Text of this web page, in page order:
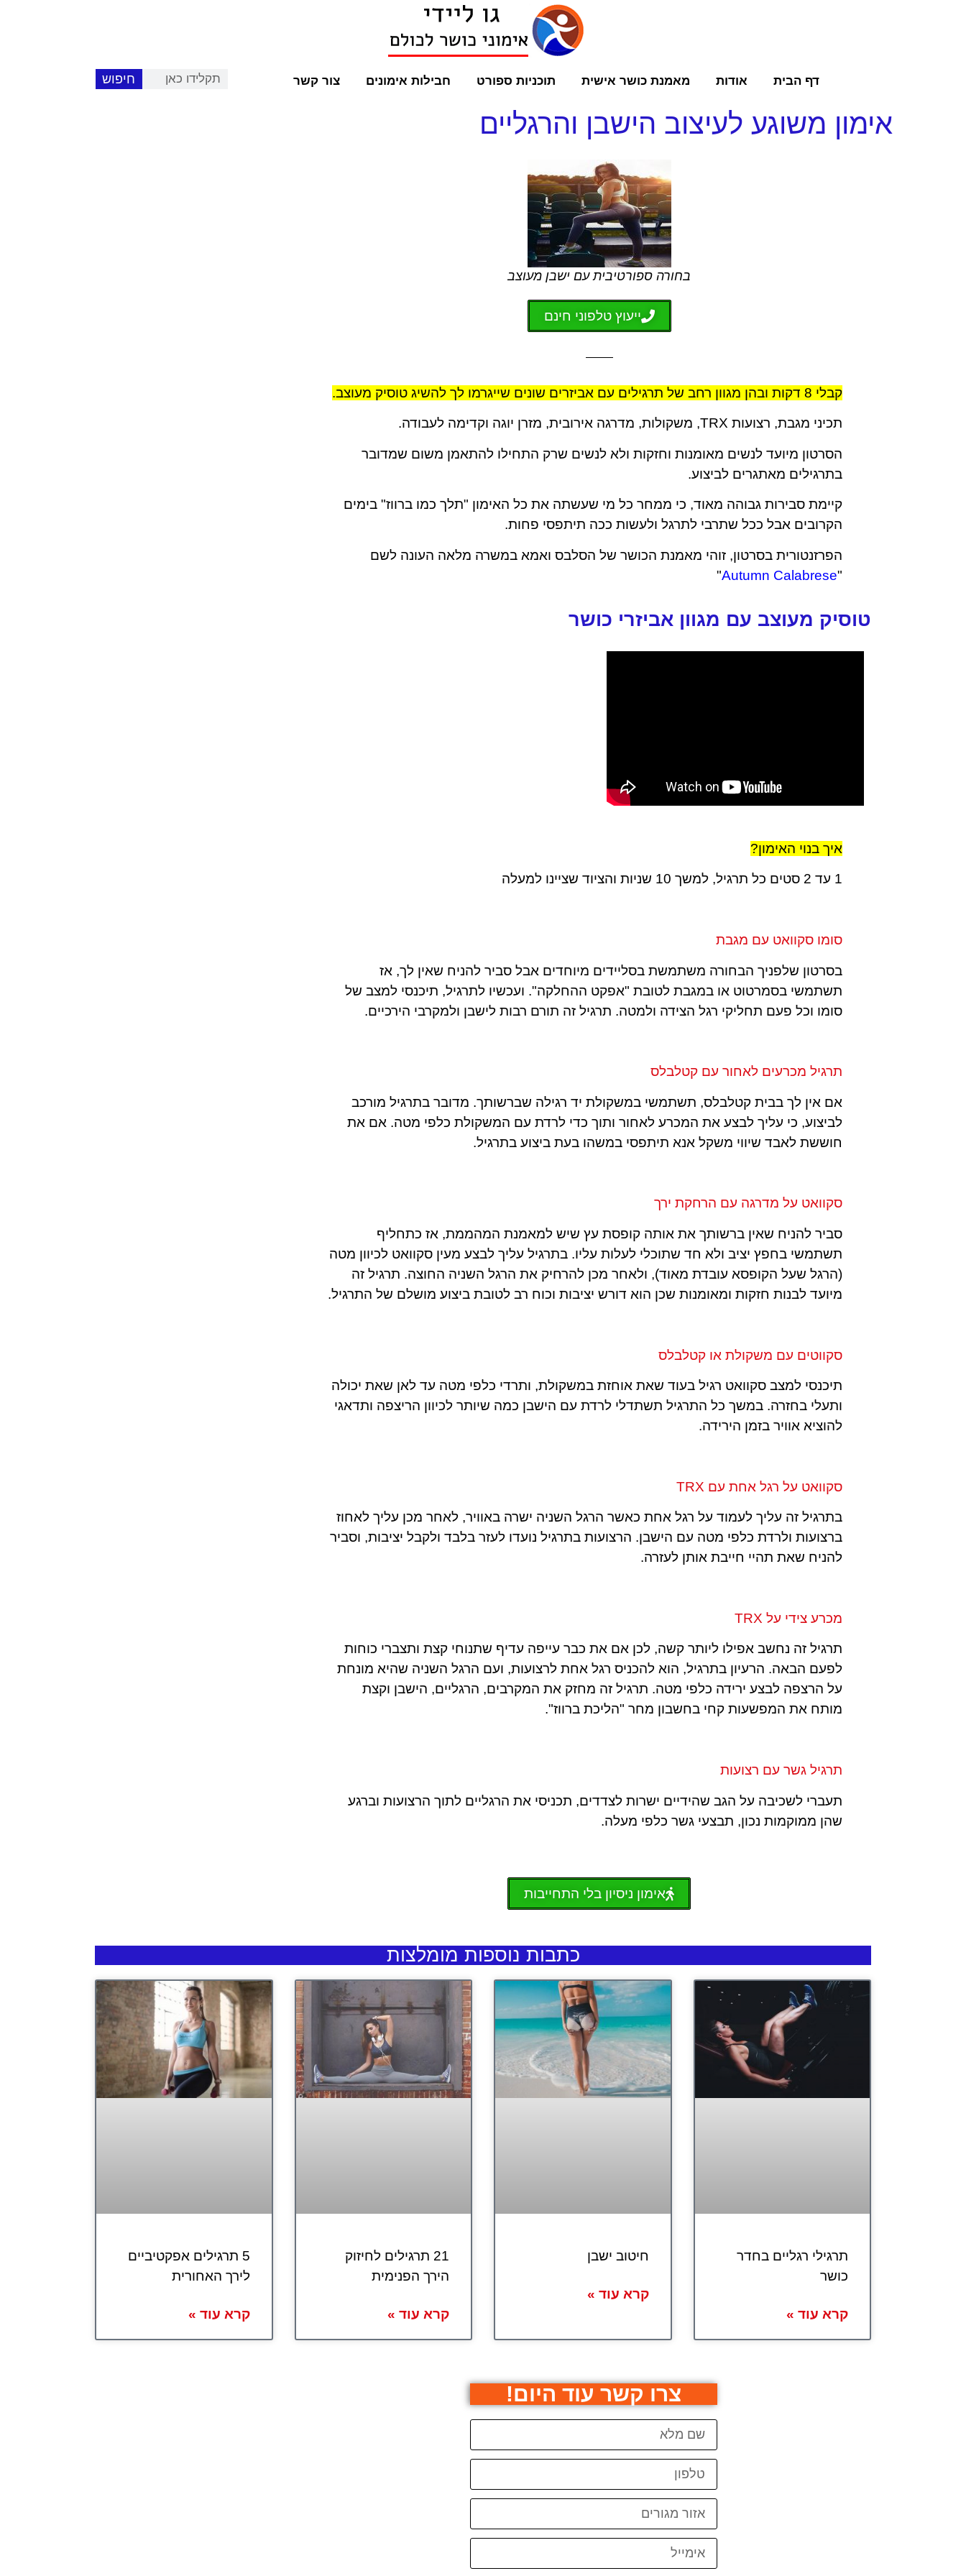
דף הבית אודות מאמנת כושר אישית תוכניות ספורט חבילות אימונים צור קשר חיפוש
אימון משוגע לעיצוב הישבן והרגליים
בחורה ספורטיבית עם ישבן מעוצב
ייעוץ טלפוני חינם
קבלי 8 דקות ובהן מגוון רחב של תרגילים עם אביזרים שונים שייגרמו לך להשיג טוסיק מעוצב.
תכיני מגבת, רצועות TRX, משקולות, מדרגה אירובית, מזרן יוגה וקדימה לעבודה.
הסרטון מיועד לנשים מאומנות וחזקות ולא לנשים שרק התחילו להתאמן משום שמדובר
בתרגילים מאתגרים לביצוע.
קיימת סבירות גבוהה מאוד, כי ממחר כל מי שעשתה את כל האימון "תלך כמו ברווז" בימים
הקרובים אבל ככל שתרבי לתרגל ולעשות ככה תיתפסי פחות.
הפרזנטורית בסרטון, זוהי מאמנת הכושר של הסלבס ואמא במשרה מלאה העונה לשם
"
Autumn Calabrese
"
טוסיק מעוצב עם מגוון אביזרי כושר
איך בנוי האימון?
1 עד 2 סטים כל תרגיל, למשך 10 שניות והציוד שציינו למעלה
סומו סקוואט עם מגבת
בסרטון שלפניך הבחורה משתמשת בסליידים מיוחדים אבל סביר להניח שאין לך, אז
תשתמשי בסמרטוט או במגבת לטובת "אפקט ההחלקה". ועכשיו לתרגיל, תיכנסי למצב של
סומו וכל פעם תחליקי רגל הצידה ולמטה. תרגיל זה תורם רבות לישבן ולמקרבי הירכיים.
תרגיל מכרעים לאחור עם קטלבלס
אם אין לך בבית קטלבלס, תשתמשי במשקולת יד רגילה שברשותך. מדובר בתרגיל מורכב
לביצוע, כי עליך לבצע את המכרע לאחור ותוך כדי לרדת עם המשקולת כלפי מטה. אם את
חוששת לאבד שיווי משקל אנא תיתפסי במשהו בעת ביצוע בתרגיל.
סקוואט על מדרגה עם הרחקת ירך
סביר להניח שאין ברשותך את אותה קופסת עץ שיש למאמנת המהממת, אז כתחליף
תשתמשי בחפץ יציב ולא חד שתוכלי לעלות עליו. בתרגיל עליך לבצע מעין סקוואט לכיוון מטה
(הרגל שעל הקופסא עובדת מאוד), ולאחר מכן להרחיק את הרגל השניה החוצה. תרגיל זה
מיועד לבנות חזקות ומאומנות שכן הוא דורש יציבות וכוח רב לטובת ביצוע מושלם של התרגיל.
סקווטים עם משקולת או קטלבלס
תיכנסי למצב סקוואט רגיל בעוד שאת אוחזת במשקולת, ותרדי כלפי מטה עד לאן שאת יכולה
ותעלי בחזרה. במשך כל התרגיל תשתדלי לרדת עם הישבן כמה שיותר לכיוון הריצפה ותדאגי
להוציא אוויר בזמן הירידה.
סקוואט על רגל אחת עם TRX
בתרגיל זה עליך לעמוד על רגל אחת כאשר הרגל השניה ישרה באוויר, לאחר מכן עליך לאחוז
ברצועות ולרדת כלפי מטה עם הישבן. הרצועות בתרגיל נועדו לעזר בלבד ולקבל יציבות, וסביר
להניח שאת תהיי חייבת אותן לעזרה.
מכרע צידי על TRX
תרגיל זה נחשב אפילו ליותר קשה, לכן אם את כבר עייפה עדיף שתנוחי קצת ותצברי כוחות
לפעם הבאה. הרעיון בתרגיל, הוא להכניס רגל אחת לרצועות, ועם הרגל השניה שהיא מונחת
על הרצפה לבצע ירידה כלפי מטה. תרגיל זה מחזק את המקרבים, הרגליים, הישבן וקצת
מותח את המפשעות קחי בחשבון מחר "הליכת ברווז".
תרגיל גשר עם רצועות
תעברי לשכיבה על הגב שהידיים ישרות לצדדים, תכניסי את הרגליים לתוך הרצועות וברגע
שהן ממוקמות נכון, תבצעי גשר כלפי מעלה.
אימון ניסיון בלי התחייבות
כתבות נוספות מומלצות
תרגילי רגליים בחדר
כושר
קרא עוד »
חיטוב ישבן
קרא עוד »
21 תרגילים לחיזוק
הירך הפנימית
קרא עוד »
5 תרגילים אפקטיביים
לירך האחורית
קרא עוד »
צרו קשר עוד היום!